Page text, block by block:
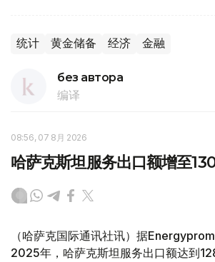
统计 黄金储备 经济 金融
без автора
编译
08:56, 07 8月 2026
哈萨克斯坦服务出口额增至
（哈萨克国际通讯社讯）据
2025年，哈萨克斯坦服务出口额达到